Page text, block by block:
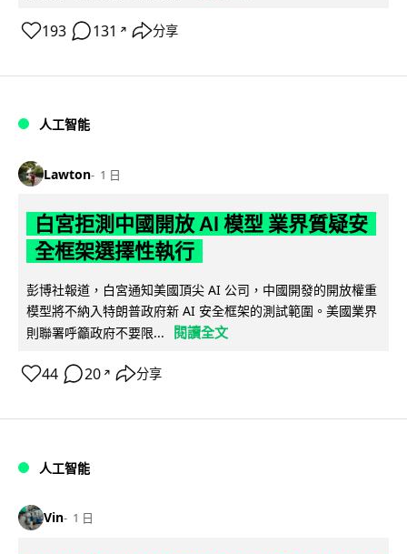
193 131 ↗ 分享
人工智能
Lawton 1 日
白宮拒測中國開放 AI 模型 業界質疑安
全框架選擇性執行
彭博社報道，白宮通知美國頂尖 AI 公司，中國開發的開放權重
模型將不納入特朗普政府新 AI 安全框架的測試範圍。美國業界
則聯署呼籲政府不要限...
閱讀全文
44 20 ↗ 分享
人工智能
Vin 1 日